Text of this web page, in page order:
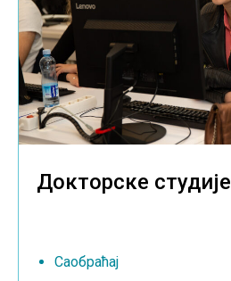
Докторске студије
Саобраћај